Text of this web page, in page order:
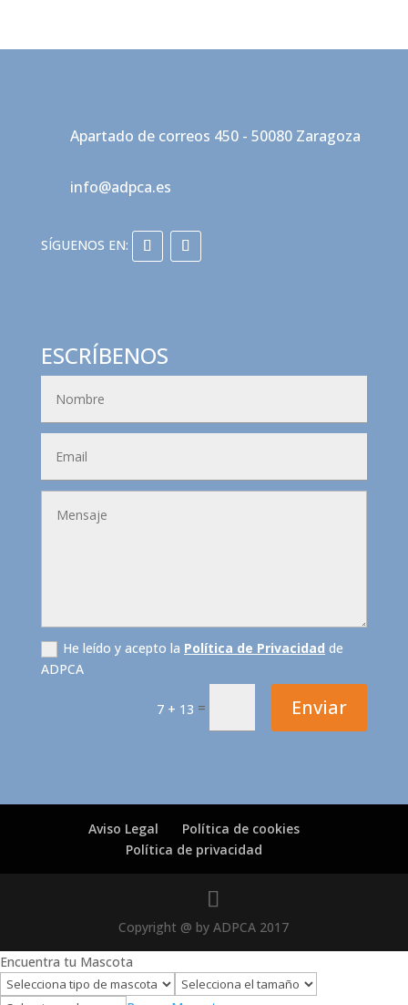
Apartado de correos 450 - 50080 Zaragoza
info@adpca.es
ESCRÍBENOS
He leído y acepto la Política de Privacidad de
ADPCA
7 + 13 = Enviar
Aviso Legal
Política de cookies
Política de privacidad
Copyright @ by ADPCA 2017
Encuentra tu Mascota